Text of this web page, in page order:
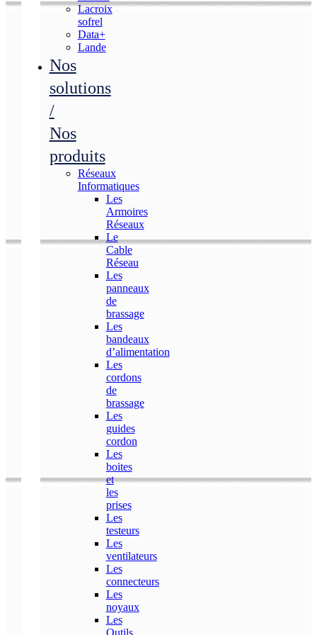
Lacroix
sofrel
Data+
Lande
Nos
solutions
/
Nos
produits
Réseaux
Informatiques
Les
Armoires
Réseaux
Le
Cable
Réseau
Les
panneaux
de
brassage
Les
bandeaux
d’alimentation
Les
cordons
de
brassage
Les
guides
cordon
Les
boites
et
les
prises
Les
testeurs
Les
ventilateurs
Les
connecteurs
Les
noyaux
Les
Outils